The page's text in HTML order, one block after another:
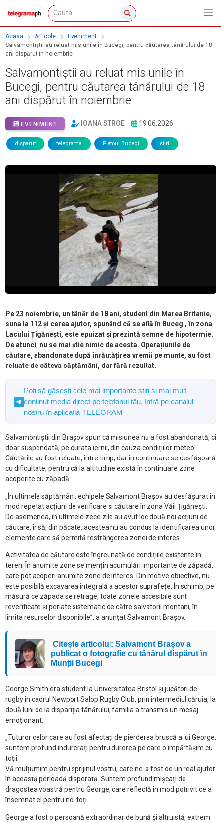
Acasa Articole
Eveniment
Salvamontiștii au reluat misiunile în Bucegi, pentru căutarea tânărului de 18
ani dispărut în noiembrie
Salvamontiștii au reluat misiunile în
Bucegi, pentru căutarea tânărului de 18
ani dispărut în noiembrie
EVENIMENT IOANA STROE 19.06.2026
disparut telegrama Platoul Bucegi stiri
Pe 23 noiembrie, un tânăr de 18 ani, student din Marea Britanie,
suna la 112 și cerea ajutor, spunând că se află în Bucegi, în zona
Lacului Țigănești, este epuizat și prezintă semne de hipotermie.
De atunci, nu se mai știe nimic de acesta. Operațiunile de
căutare, abandonate după înrăutățirea vremii pe munte, au fost
reluate de câteva săptămâni, dar fără rezultat.
Poți să găsești cele mai importante știri și mai mult
conținut media direct pe telefonul tău. Intră pe canalul
nostru în aplicația TELEGRAM
Salvamontiștii din Brașov spun că misiunea nu a fost abandonată, ci
doar suspendată, pe durata iernii, din cauza condițiilor meteo.
Căutările au fost reluate, între timp, dar în continuare se desfășoară
cu dificultate, pentru că la altitudine există în continuare zone
acoperite cu zăpadă.
„În ultimele săptămâni, echipele Salvamont Brașov au desfășurat în
mod repetat acțiuni de verificare și căutare în zona Văii Țigănești.
De asemenea, în ultimele zece zile au avut loc două noi acțiuni de
căutare, însă, din păcate, acestea nu au condus la identificarea unor
elemente care să permită restrângerea zonei de interes.
Activitatea de căutare este îngreunată de condițiile existente în
teren. În anumite zone se mențin acumulări importante de zăpadă,
care pot acoperi anumite zone de interes. Din motive obiective, nu
este posibilă excavarea integrală a acestor suprafețe. În schimb, pe
măsură ce zăpada se retrage, toate zonele accesibile sunt
reverificate și periate sistematic de către salvatorii montani, în
limita resurselor disponibile”, a anunțat Salvamont Brașov.
Citește articolul: Salvamont Brașov a
publicat o fotografie cu tânărul dispărut în
Munții Bucegi
George Smith era student la Universitatea Bristol și jucători de
rugby în cadrul Newport Salop Rugby Club, prin intermediul căruia, la
două luni de la dispariția tânărului, familia a transmis un mesaj
emoționant:
„Tuturor celor care au fost afectați de pierderea bruscă a lui George,
suntem profund îndurerați pentru durerea pe care o împărtășim cu
toții.
Vă mulțumim pentru sprijinul vostru, care ne-a fost de un real ajutor
în această perioadă disperată. Suntem profund mișcați de
dragostea voastră pentru George, care reflectă în mod potrivit ce a
însemnat el pentru noi toți.
George a fost o persoană extraordinar de bună și altruistă, extrem